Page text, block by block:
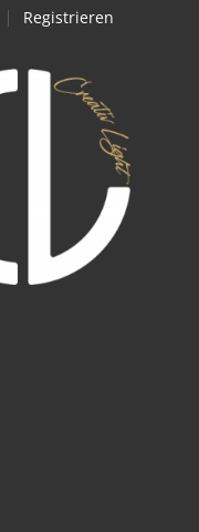
Registrieren